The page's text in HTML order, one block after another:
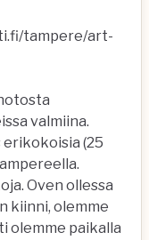
tampere/art-
valmiina.
erikokoisia (25
Oven ollessa
kiinni, olemme
olemme paikalla